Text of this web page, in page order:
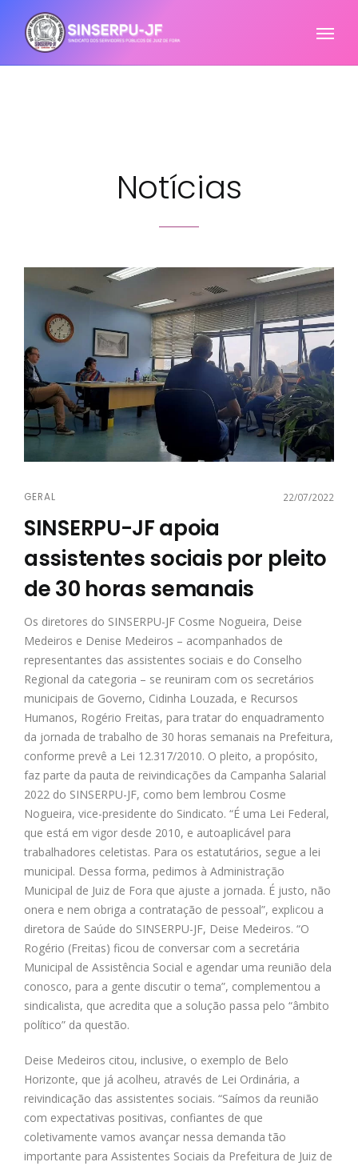
Notícias
GERAL 22/07/2022
SINSERPU-JF apoia
assistentes sociais por pleito
de 30 horas semanais
Os diretores do SINSERPU-JF Cosme Nogueira, Deise
Medeiros e Denise Medeiros – acompanhados de
representantes das assistentes sociais e do Conselho
Regional da categoria – se reuniram com os secretários
municipais de Governo, Cidinha Louzada, e Recursos
Humanos, Rogério Freitas, para tratar do enquadramento
da jornada de trabalho de 30 horas semanais na Prefeitura,
conforme prevê a Lei 12.317/2010. O pleito, a propósito,
faz parte da pauta de reivindicações da Campanha Salarial
2022 do SINSERPU-JF, como bem lembrou Cosme
Nogueira, vice-presidente do Sindicato. “É uma Lei Federal,
que está em vigor desde 2010, e autoaplicável para
trabalhadores celetistas. Para os estatutários, segue a lei
municipal. Dessa forma, pedimos à Administração
Municipal de Juiz de Fora que ajuste a jornada. É justo, não
onera e nem obriga a contratação de pessoal”, explicou a
diretora de Saúde do SINSERPU-JF, Deise Medeiros. “O
Rogério (Freitas) ficou de conversar com a secretária
Municipal de Assistência Social e agendar uma reunião dela
conosco, para a gente discutir o tema”, complementou a
sindicalista, que acredita que a solução passa pelo “âmbito
político” da questão.
Deise Medeiros citou, inclusive, o exemplo de Belo
Horizonte, que já acolheu, através de Lei Ordinária, a
reivindicação das assistentes sociais. “Saímos da reunião
com expectativas positivas, confiantes de que
coletivamente vamos avançar nessa demanda tão
importante para Assistentes Sociais da Prefeitura de Juiz de